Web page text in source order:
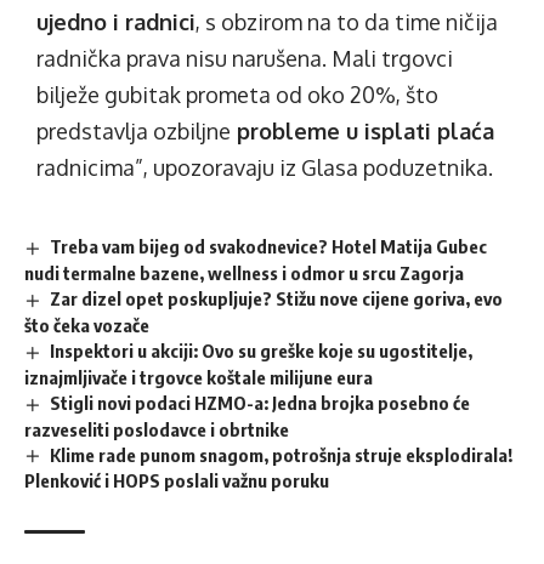
ujedno i radnici, s obzirom na to da time ničija
radnička prava nisu narušena. Mali trgovci
bilježe gubitak prometa od oko 20%, što
predstavlja ozbiljne probleme u isplati plaća
radnicima”, upozoravaju iz Glasa poduzetnika.
Treba vam bijeg od svakodnevice? Hotel Matija Gubec
nudi termalne bazene, wellness i odmor u srcu Zagorja
Zar dizel opet poskupljuje? Stižu nove cijene goriva, evo
što čeka vozače
Inspektori u akciji: Ovo su greške koje su ugostitelje,
iznajmljivače i trgovce koštale milijune eura
Stigli novi podaci HZMO-a: Jedna brojka posebno će
razveseliti poslodavce i obrtnike
Klime rade punom snagom, potrošnja struje eksplodirala!
Plenković i HOPS poslali važnu poruku